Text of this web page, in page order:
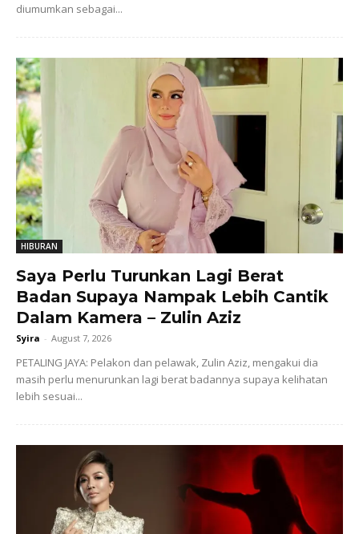
diumumkan sebagai...
HIBURAN
Saya Perlu Turunkan Lagi Berat
Badan Supaya Nampak Lebih Cantik
Dalam Kamera – Zulin Aziz
Syira - August 7, 2026
PETALING JAYA: Pelakon dan pelawak, Zulin Aziz, mengakui dia
masih perlu menurunkan lagi berat badannya supaya kelihatan
lebih sesuai...